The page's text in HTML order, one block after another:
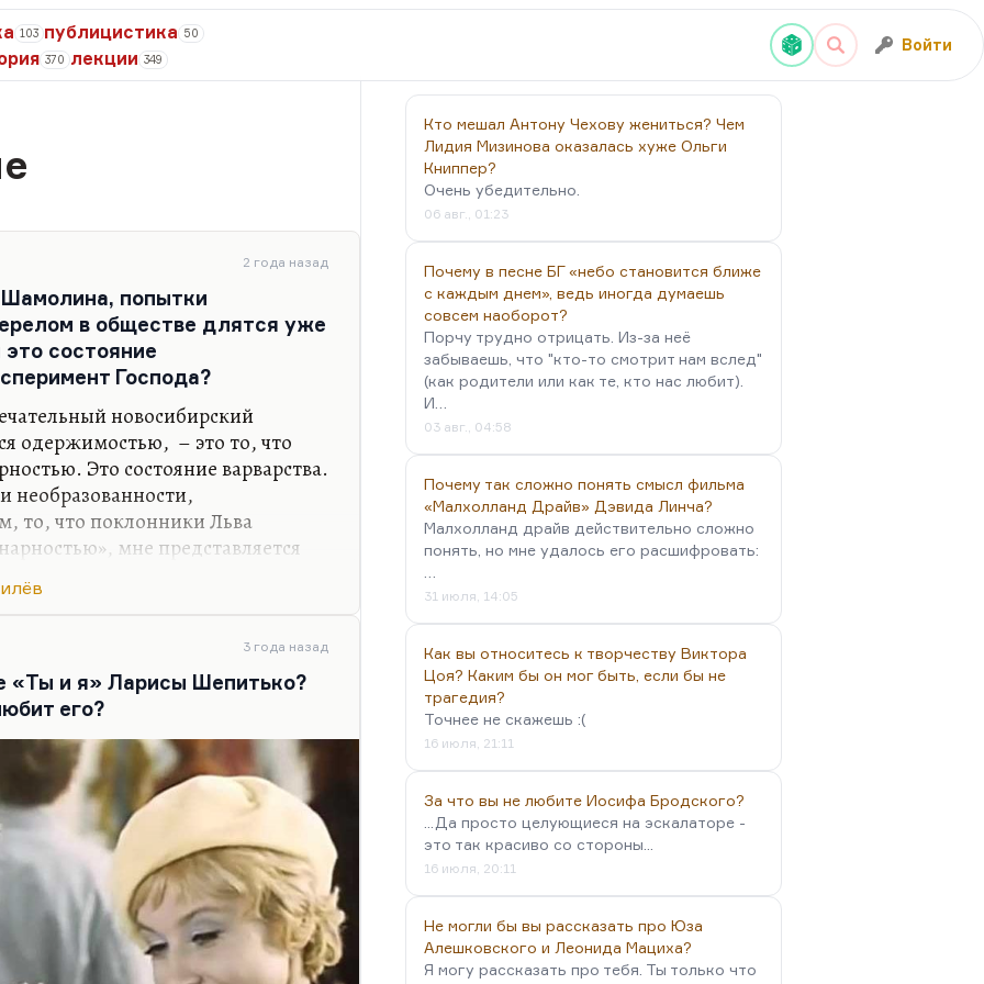
103 публицистика 50
370 лекции 349
Войти
2 года назад
Шамолина, попытки
в обществе длятся уже
состояние
Господа?
новосибирский
одержимостью, – это то, что
Это состояние варварства.
необразованности,
то, что поклонники Льва
мне представляется
жизни, которые жизнью не
или «Обелиске»,
люди интеллектуальные, а не
Это как раз следствие высокой
3 года назад
«Ты и я» Ларисы Шепитько?
его?
Кто мешал Антону Чехову жениться? Чем
Лидия Мизинова оказалась хуже Ольги
Книппер?
Очень убедительно.
06 авг., 01:23
Почему в песне БГ «небо становится ближе
с каждым днем», ведь иногда думаешь
совсем наоборот?
Порчу трудно отрицать. Из-за неё
забываешь, что "кто-то смотрит нам вслед"
(как родители или как те, кто нас любит).
И…
03 авг., 04:58
Почему так сложно понять смысл фильма
«Малхолланд Драйв» Дэвида Линча?
Малхолланд драйв действительно сложно
понять, но мне удалось его расшифровать:
31 июля, 14:05
Как вы относитесь к творчеству Виктора
Цоя? Каким бы он мог быть, если бы не
трагедия?
Точнее не скажешь :(
16 июля, 21:11
За что вы не любите Иосифа Бродского?
...Да просто целующиеся на эскалаторе -
это так красиво со стороны...
16 июля, 20:11
Не могли бы вы рассказать про Юза
Алешковского и Леонида Мациха?
Я могу рассказать про тебя. Ты только что